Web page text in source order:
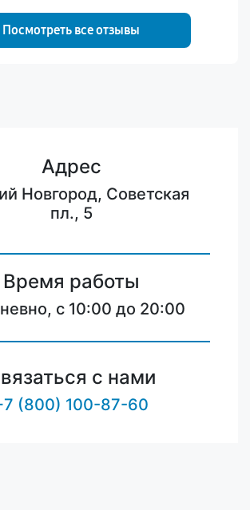
функционирует без
Посмотреть все отзывы
Адрес
Новгород, Советская
пл., 5
Время работы
с 10:00 до 20:00
с нами
(800) 100-87-60